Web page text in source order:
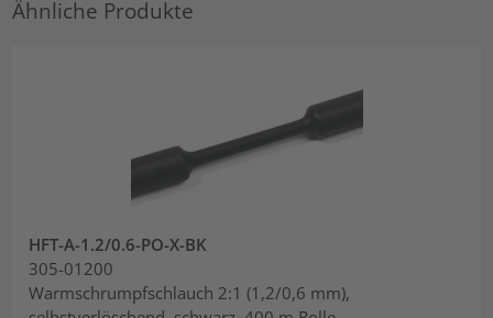
Ähnliche Produkte
HFT-A-1.2/0.6-PO-X-BK
305-01200
Warmschrumpfschlauch 2:1 (1,2/0,6 mm),